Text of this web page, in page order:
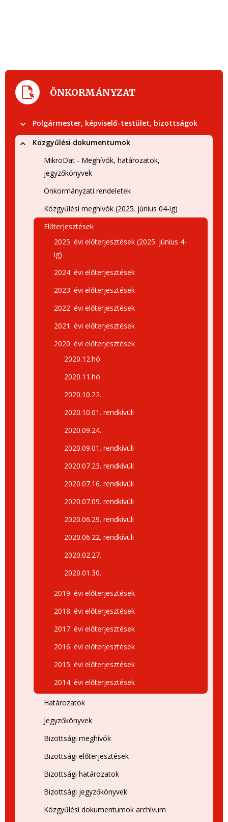
ÖNKORMÁNYZAT
Polgármester, képviselő-testület, bizottságok
Közgyűlési dokumentumok
MikroDat - Meghívók, határozatok,
jegyzőkönyvek
Önkormányzati rendeletek
Közgyűlési meghívók (2025. június 04-ig)
Előterjesztések
2025. évi előterjesztések (2025. június 4-
ig)
2024. évi előterjesztések
2023. évi előterjesztések
2022. évi előterjesztések
2021. évi előterjesztések
2020. évi előterjesztések
2020.12.hó
2020.11.hó
2020.10.22.
2020.10.01. rendkívüli
2020.09.24.
2020.09.01. rendkívüli
2020.07.23. rendkívüli
2020.07.16. rendkívüli
2020.07.09. rendkívüli
2020.06.29. rendkívüli
2020.06.22. rendkívüli
2020.02.27.
2020.01.30.
2019. évi előterjesztések
2018. évi előterjesztések
2017. évi előterjesztések
2016. évi előterjesztések
2015. évi előterjesztések
2014. évi előterjesztések
Határozatok
Jegyzőkönyvek
Bizottsági meghívók
Bizottsági előterjesztések
Bizottsági határozatok
Bizottsági jegyzőkönyvek
Közgyűlési dokumentumok archívum